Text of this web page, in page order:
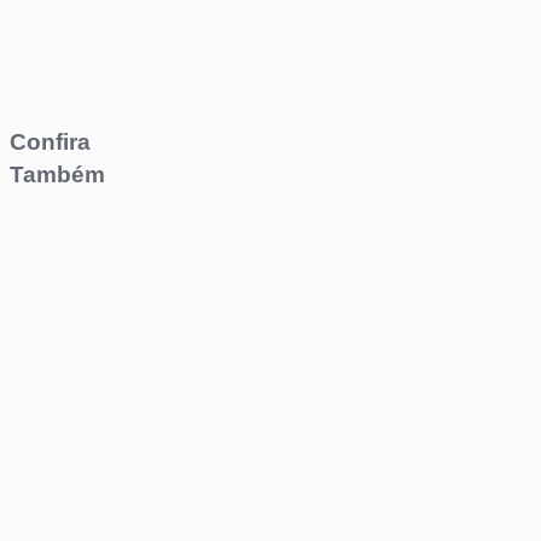
Confira
Também